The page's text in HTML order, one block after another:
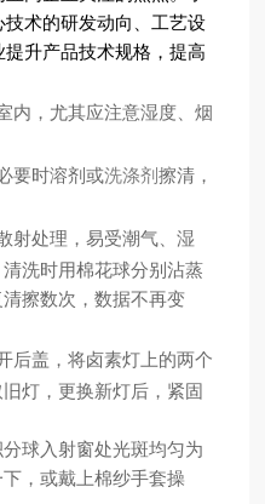
术的研发动向、工艺设
升产品技术规格，提高
内，尤其应注意湿度、烟
要时溶剂或洗涤剂擦清，
射处理，易受潮气、湿
洗时用棉花球分别沾蒸
擦数次，数据不再变
后盖，将卤素灯上的两个
灯，更换新灯后，紧固
球入射窗处光斑均匀为
，或戴上棉纱手套操